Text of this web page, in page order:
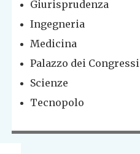
Giurisprudenza
Ingegneria
Medicina
Palazzo dei Congressi
Scienze
Tecnopolo